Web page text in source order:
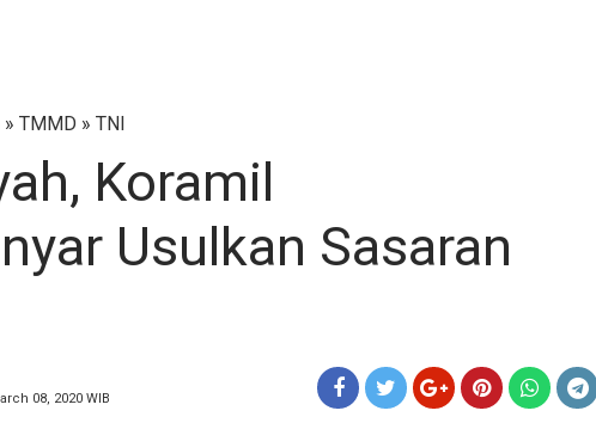
» TMMD » TNI
Koramil
Usulkan Sasaran
08, 2020 WIB